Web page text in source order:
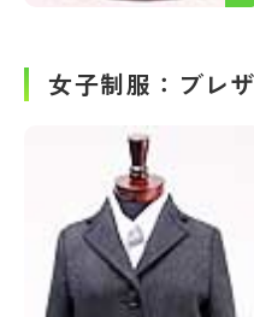
女子制服：ブレ